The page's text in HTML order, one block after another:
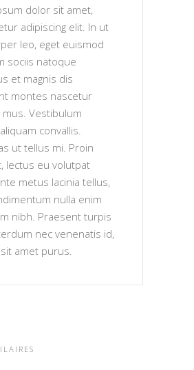
dolor sit amet,
adipiscing elit. In ut
leo, eget euismod
sociis natoque
et magnis dis
montes nascetur
mus. Vestibulum
convallis.
ut tellus mi. Proin
lectus eu volutpat
metus lacinia tellus,
nulla enim
nibh. Praesent turpis
nec venenatis id,
amet purus.